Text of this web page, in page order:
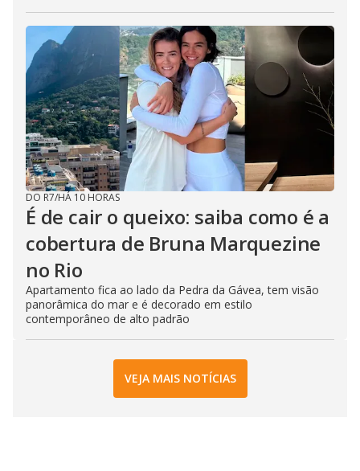
DO R7/HÁ 10 HORAS
É de cair o queixo: saiba como é a
cobertura de Bruna Marquezine
no Rio
Apartamento fica ao lado da Pedra da Gávea, tem visão
panorâmica do mar e é decorado em estilo
contemporâneo de alto padrão
VEJA MAIS NOTÍCIAS